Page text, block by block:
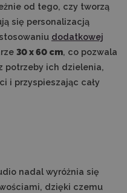
od tego, czy tworzą
się personalizacją
dodatkowej
30 x 60 cm, co pozwala
potrzeby ich dzielenia,
i przyspieszając cały
nadal wyróżnia się
dzięki czemu